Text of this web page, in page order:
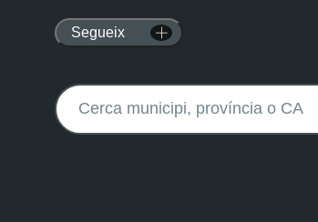
Segueix
Buscar: